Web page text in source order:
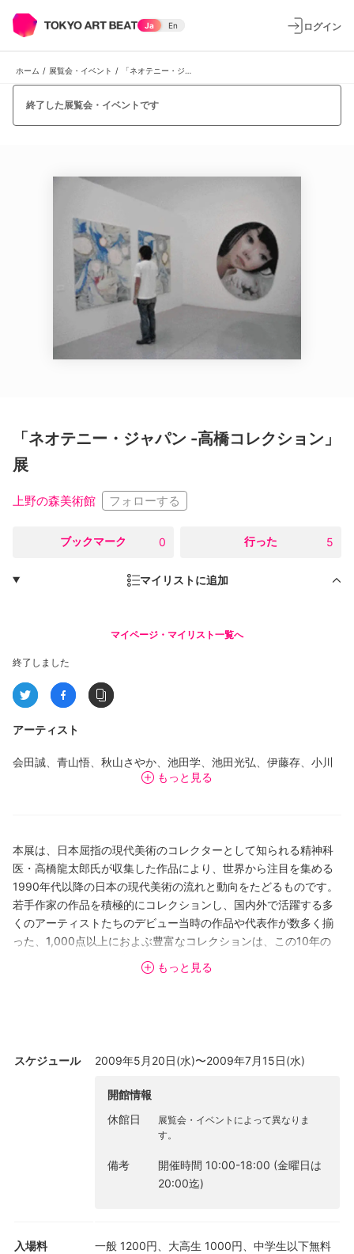
Ja En ログイン
ホーム / 展覧会・イベント /
終了した展覧会・イベントです
「ネオテニー・ジャパン -高橋コレクション」
展
上野の森美術館 フォローする
ブックマーク 0 行った 5
マイリストに追加
マイページ・マイリスト一覧へ
終了しました
アーティスト
会田誠、青山悟、秋山さやか、池田学、池田光弘、伊藤存、小川
信治、小沢剛、小谷元彦、加藤泉、加藤美佳、工藤麻紀子、鴻池
子、村山留里子、山口晃
もっと見る
本展は、日本屈指の現代美術のコレクターとして知られる精神科
医・高橋龍太郎氏が収集した作品により、世界から注目を集める
1990年代以降の日本の現代美術の流れと動向をたどるものです。
若手作家の作品を積極的にコレクションし、国内外で活躍する多
くのアーティストたちのデビュー当時の作品や代表作が数多く揃
った、1,000点以上におよぶ豊富なコレクションは、この10年の
日本のアートシーンを語るうえで欠かせないものです。
よる絵画、立体、映像、インスタレーションなど約80点の作品を
個人コレクターだからこそ築き得た、時代とアーティストの感性
を鋭く切り取る高橋コレクションをまとめて紹介する初の展覧会
です。鑑賞者の方々に、現代美術を観る楽しさ、作品について考
える愉しみを、ともに発見していただきたいと思います。
もっと見る
スケジュール 2009年5月20日(水)〜2009年7月15日(水)
開館情報
休館日
展覧会・イベントによって異なりま
す。
備考
開催時間 10:00-18:00 (金曜日は
20:00迄)
入場料 一般 1200円、大高生 1000円、中学生以下無料